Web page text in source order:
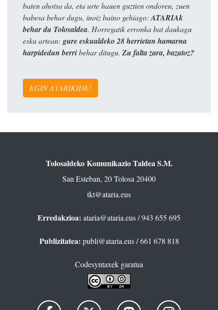
baten ahotsa da, eta urte hauen guztien ondoren, zuen
babesa behar dugu, inoiz baino gehiago: ATARIAk
behar du Tolosaldea. Horregatik erronka bat daukagu
esku artean: gure eskualdeko 28 herrietan hamarna
harpidedun berribehar ditugu. Zu falta zara, bazatoz?
EGIN ATARIKIDE!
Tolosaldeko Komunikazio Taldea S.M.
San Esteban, 20 Tolosa 20400
tkt@ataria.eus
Erredakzioa: ataria@ataria.eus/ 943 655 695
Publizitatea: publi@ataria.eus/ 661 678 818
Codesyntaxek garatua